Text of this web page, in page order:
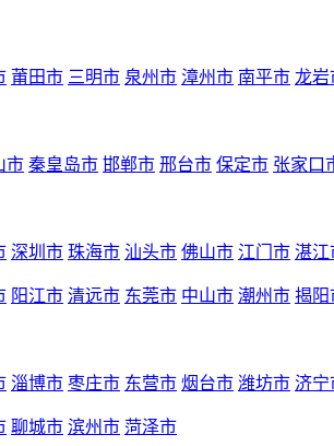
莆田市 三明市 泉州市 漳州市 南平市 龙岩
市 秦皇岛市 邯郸市 邢台市 保定市 张家口
深圳市 珠海市 汕头市 佛山市 江门市 湛江
阳江市 清远市 东莞市 中山市 潮州市 揭阳
淄博市 枣庄市 东营市 烟台市 潍坊市 济宁
聊城市 滨州市 菏泽市